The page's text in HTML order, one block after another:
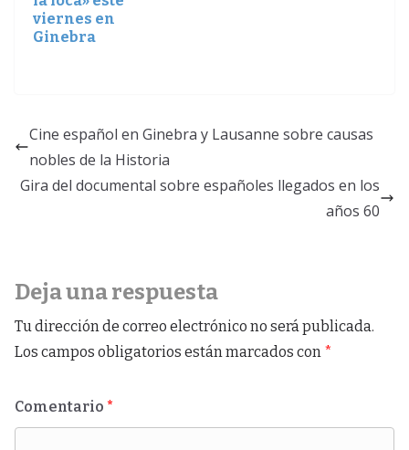
viernes en
Ginebra
Cine español en Ginebra y Lausanne sobre causas
nobles de la Historia
Gira del documental sobre españoles llegados en los
años 60
Deja una respuesta
Tu dirección de correo electrónico no será publicada.
Los campos obligatorios están marcados con *
Comentario *